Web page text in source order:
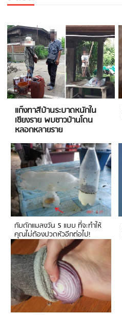
แก๊งทาสีบ้านระบาดหนักใน
เชียงราย พบชาวบ้านโดน
หลอกหลายราย
กับดักแมลงวัน 5 แบบ ที่จะทำให้
คุณไม่ต้องปวดหัวอีกต่อไป!